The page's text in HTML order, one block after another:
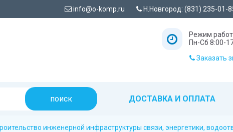
info@o-komp.ru Н.Новгород: (831) 235-01-
Режим
Пн-Сб 8:00-
Заказать
ДОСТАВКА И ОПЛАТА
инженерной инфраструктуры связи, энергетики,